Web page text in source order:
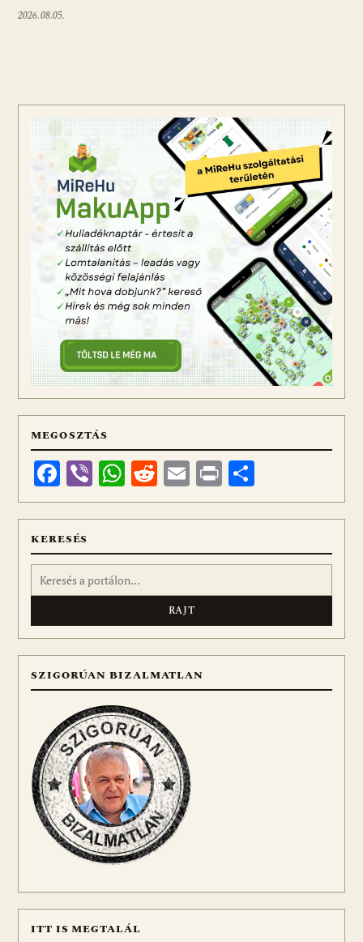
2026.08.05.
MEGOSZTÁS
Facebook
ViberWhatsApp
Reddit
Email
Print
meg
KERESÉS
Keresés:
SZIGORÚAN BIZALMATLAN
ITT IS MEGTALÁL